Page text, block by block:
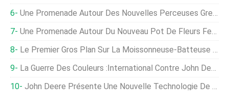
Une Promenade Autour Des Nouvelles Perceuses Great Plains BD7600
Une Promenade Autour Du Nouveau Pot De Fleurs Fendt Momentum
Le Premier Gros Plan Sur La Moissonneuse-Batteuse John Deere X9
La Guerre Des Couleurs :International Contre John Deere
John Deere Présente Une Nouvelle Technologie De Transfert De Données Sans Fil